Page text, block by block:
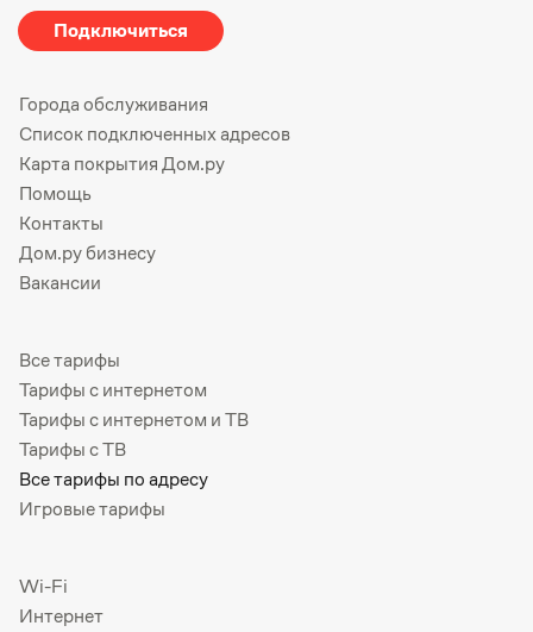
Подключиться
Города обслуживания
Список подключенных адресов
Карта покрытия Дом.ру
Помощь
Контакты
Дом.ру бизнесу
Вакансии
Все тарифы
Тарифы с интернетом
Тарифы с интернетом и ТВ
Тарифы с ТВ
Все тарифы по адресу
Игровые тарифы
Wi-Fi
Интернет